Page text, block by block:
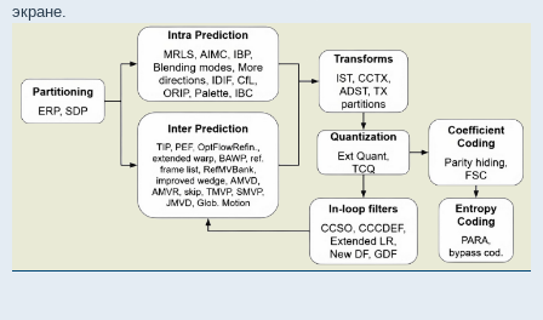
экране.